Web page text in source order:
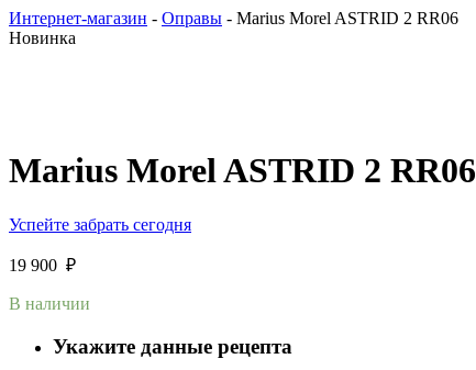
Интернет-магазин - Оправы - Marius Morel ASTRID 2 RR06
Новинка
Marius Morel ASTRID 2 RR06
Успейте забрать сегодня
19 900 ₽
В наличии
Укажите данные рецепта